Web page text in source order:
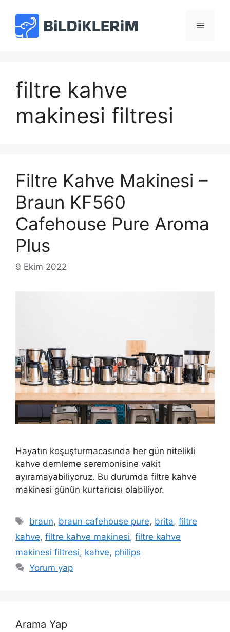
Menü
filtre kahve
makinesi filtresi
Filtre Kahve Makinesi –
Braun KF560
Cafehouse Pure Aroma
Plus
9 Ekim 2022
Hayatın koşuşturmacasında her gün nitelikli
kahve demleme seremonisine vakit
ayıramayabiliyoruz. Bu durumda filtre kahve
makinesi günün kurtarıcısı olabiliyor.
Etiketler
braun, braun cafehouse pure, brita,filtre
kahve, filtre kahve makinesi, filtre kahve
makinesi filtresi, kahve, philips
Yorum yap
Arama Yap